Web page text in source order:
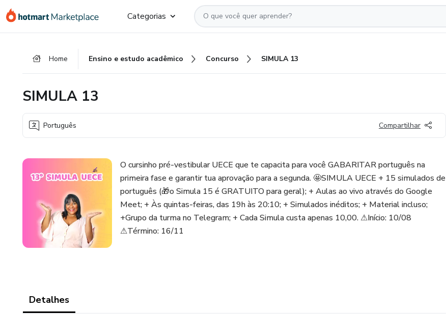
para
para
para
Categorias
Home Ensino e estudo acadêmico Concurso SIMULA 13
SIMULA 13
Português Compartilhar
O cursinho pré-vestibular UECE que te capacita para você GABARITAR português na
primeira fase e garantir tua aprovação para a segunda. 🤩SIMULA UECE + 15 simulados de
português (🎁o Simula 15 é GRATUITO para geral); + Aulas ao vivo através do Google
Meet; + Às quintas-feiras, das 19h às 20:10; + Simulados inéditos; + Material incluso;
+Grupo da turma no Telegram; + Cada Simula custa apenas 10,00. ⚠Início: 10/08
⚠Término: 16/11​
Detalhes